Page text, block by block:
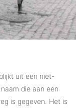
uit een niet-
die aan een
is gegeven. Het is